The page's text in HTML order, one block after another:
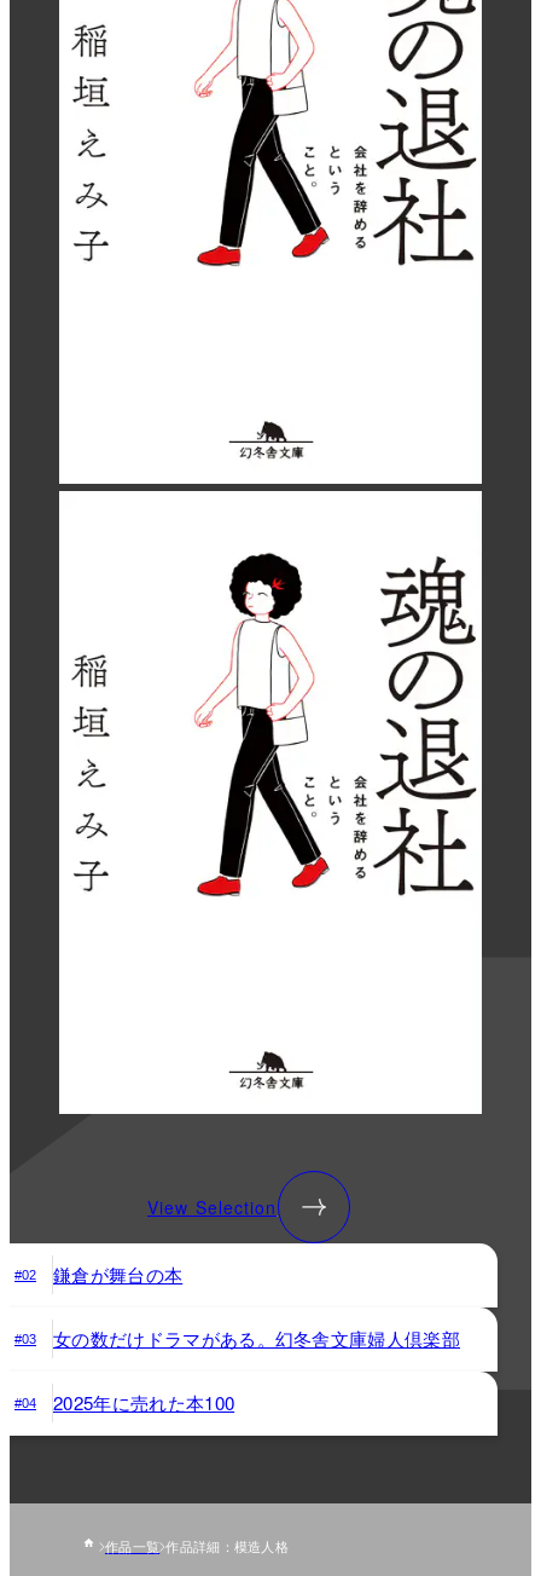
View Selection
#02 鎌倉が舞台の本
#03 女の数だけドラマがある。幻冬舎文庫婦人倶楽部
#04 2025年に売れた本100
作品一覧 作品詳細：模造人格